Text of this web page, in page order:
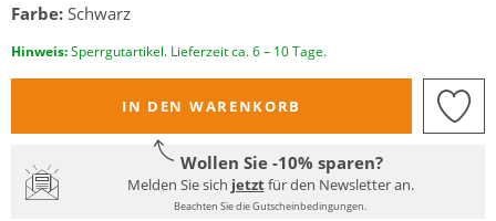
Farbe: Schwarz
Hinweis: Sperrgutartikel. Lieferzeit ca. 6 – 10 Tage.
IN DEN WARENKORB
Wollen Sie -10% sparen?
Melden Sie sich jetztfür den Newsletter an.
Beachten Sie die Gutscheinbedingungen.